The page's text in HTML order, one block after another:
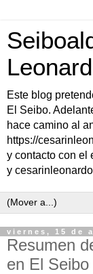
Este blog
El Seibo.
hace camino al
https://
y contacto con el
y
viernes, 15 de
Resumen
en El Seibo